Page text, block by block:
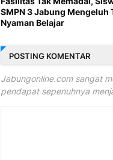
SMPN 3 Jabung Mengeluh
Nyaman Belajar
POSTING KOMENTAR
Jabungonline.com sangat
pendapat sepenuhnya